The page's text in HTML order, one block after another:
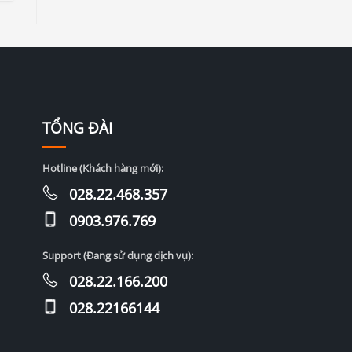
TỔNG ĐÀI
Hotline (Khách hàng mới):
028.22.468.357
0903.976.769
Support (Đang sử dụng dịch vụ):
028.22.166.200
028.22166144